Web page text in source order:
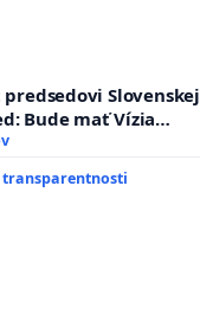
Slovenskej
Bude mať Vízia
mravnú chrbticu?
transparentnosti